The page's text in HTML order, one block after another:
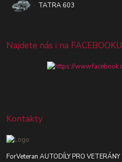
TATRA 603
Najdete nás i na FACEBOOKU
Kontakty
ForVeteran AUTODÍLY PRO VETERÁNY